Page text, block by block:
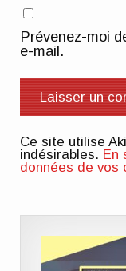
Prévenez-moi
e-mail.
Ce site utilise
indésirables. En
données de vos